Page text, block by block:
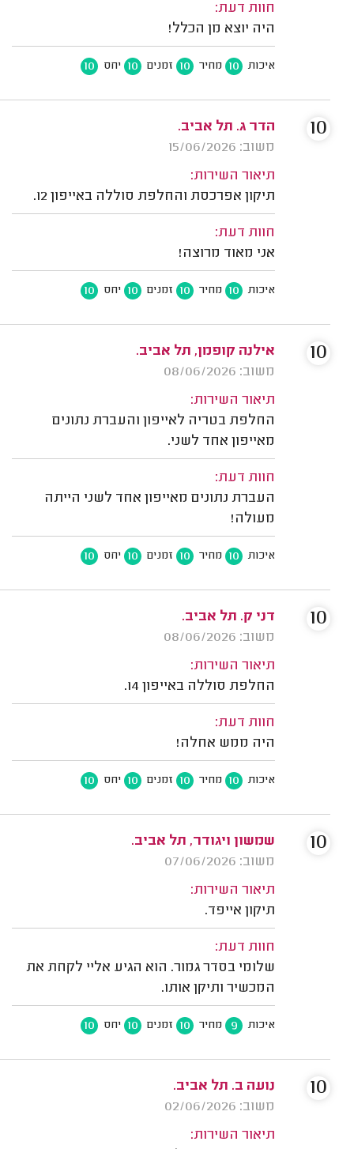
חוות דעת:
היה יוצא מן הכלל!
איכות 10 מחיר 10 זמנים 10 יחס 10
הדר ג. תל אביב.
משוב: 15/06/2026
תיאור השירות:
תיקון אפרכסת והחלפת סוללה באייפון 12.
חוות דעת:
אני מאוד מרוצה!
איכות 10 מחיר 10 זמנים 10 יחס 10
10
אילנה קופמן, תל אביב.
משוב: 08/06/2026
תיאור השירות:
החלפת בטריה לאייפון והעברת נתונים
מאייפון אחד לשני.
חוות דעת:
העברת נתונים מאייפון אחד לשני הייתה
מעולה!
איכות 10 מחיר 10 זמנים 10 יחס 10
10
דני ק. תל אביב.
משוב: 08/06/2026
תיאור השירות:
החלפת סוללה באייפון 14.
חוות דעת:
היה ממש אחלה!
איכות 10 מחיר 10 זמנים 10 יחס 10
10
שמשון ויגודר, תל אביב.
משוב: 07/06/2026
תיאור השירות:
תיקון אייפד.
חוות דעת:
שלומי בסדר גמור. הוא הגיע אליי לקחת את
המכשיר ותיקן אותו.
איכות 9 מחיר 10 זמנים 10 יחס 10
10
נועה ב. תל אביב.
משוב: 02/06/2026
תיאור השירות:
10